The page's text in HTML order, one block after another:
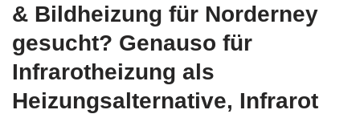
& Bildheizung für Norderney
gesucht? Genauso für
Infrarotheizung als
Heizungsalternative, Infrarot